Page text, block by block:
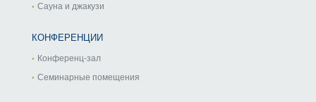
Сауна и джакузи
КОНФЕРЕНЦИИ
Конференц-зал
Семинарные помещения